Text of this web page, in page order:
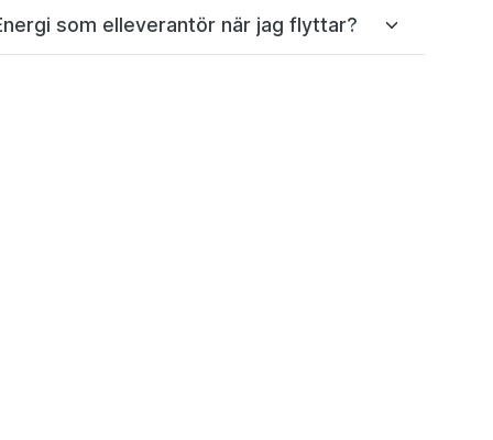
som elleverantör när jag flyttar?